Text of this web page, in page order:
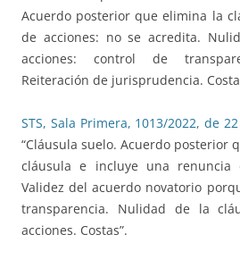
Acuerdo posterior que elimina la
de acciones: no se acredita.
acciones: control de
Reiteración de jurisprudencia.
STS, Sala Primera, 1013/2022, de
“Cláusula suelo. Acuerdo posterior
cláusula e incluye una renuncia
Validez del acuerdo novatorio
transparencia. Nulidad de la
acciones. Costas”.